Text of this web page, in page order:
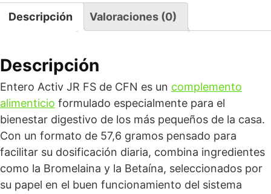
Descripción Valoraciones (0)
Descripción
Entero Activ JR FS de CFN es un complemento
alimenticio formulado especialmente para el
bienestar digestivo de los más pequeños de la casa.
Con un formato de 57,6 gramos pensado para
facilitar su dosificación diaria, combina ingredientes
como la Bromelaina y la Betaína, seleccionados por
su papel en el buen funcionamiento del sistema